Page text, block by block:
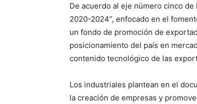
De acuerdo al eje número cinco
2020-2024”, enfocado en el
un fondo de promoción de
posicionamiento del país en
contenido tecnológico de las
Los industriales plantean en el
la creación de empresas y